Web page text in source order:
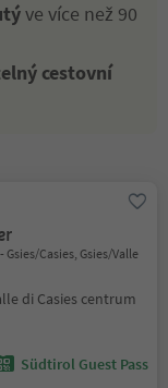
ve více než 90
cestovní
Casies, Gsies/Valle
di Casies centrum
Südtirol Guest Pass